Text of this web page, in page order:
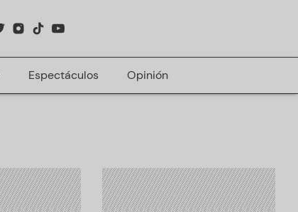
Espectáculos Opinión